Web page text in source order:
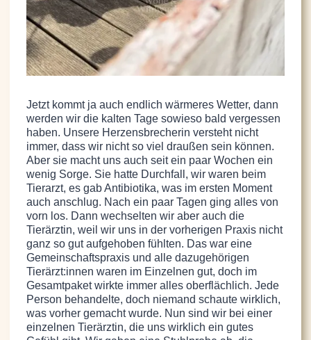
Jetzt kommt ja auch endlich wärmeres Wetter, dann
werden wir die kalten Tage sowieso bald vergessen
haben. Unsere Herzensbrecherin versteht nicht
immer, dass wir nicht so viel draußen sein können.
Aber sie macht uns auch seit ein paar Wochen ein
wenig Sorge. Sie hatte Durchfall, wir waren beim
Tierarzt, es gab Antibiotika, was im ersten Moment
auch anschlug. Nach ein paar Tagen ging alles von
vorn los. Dann wechselten wir aber auch die
Tierärztin, weil wir uns in der vorherigen Praxis nicht
ganz so gut aufgehoben fühlten. Das war eine
Gemeinschaftspraxis und alle dazugehörigen
Tierärzt:innen waren im Einzelnen gut, doch im
Gesamtpaket wirkte immer alles oberflächlich. Jede
Person behandelte, doch niemand schaute wirklich,
was vorher gemacht wurde. Nun sind wir bei einer
einzelnen Tierärztin, die uns wirklich ein gutes